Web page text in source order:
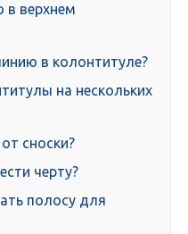
в верхнем
в колонтитуле?
на нескольких
сноски?
черту?
полосу для